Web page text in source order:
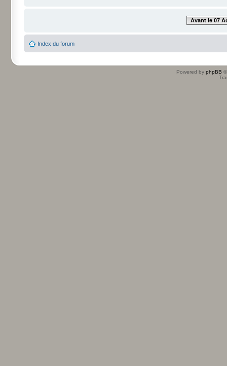
Avant le 07
Index du forum
Powered by phpBB